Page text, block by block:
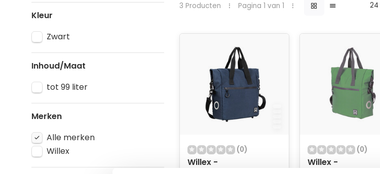
Kleur
Zwart
Inhoud/Maat
tot 99 liter
Merken
Alle merken
Willex
3 Producten Pagina 1 van 1
(0)
Willex -
(0)
Willex -